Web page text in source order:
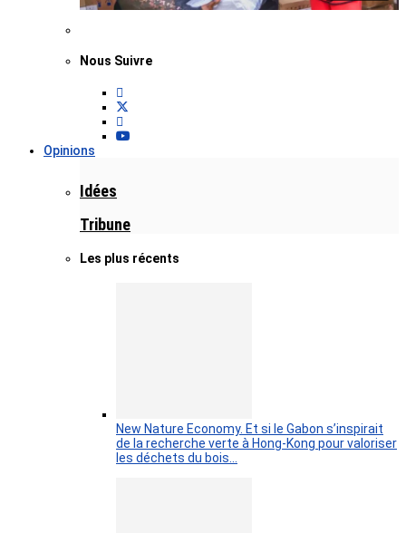
Nous Suivre
Opinions
Idées
Tribune
Les plus récents
New Nature Economy. Et si le Gabon s’inspirait
de la recherche verte à Hong-Kong pour valoriser
les déchets du bois…